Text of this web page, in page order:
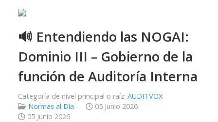
🔊 Entendiendo las NOGAI:
Dominio III – Gobierno de la
función de Auditoría Interna
Categoría de nivel principal o raíz: AUDITVOX
Normas al Día
05 Junio 2026
05 Junio 2026